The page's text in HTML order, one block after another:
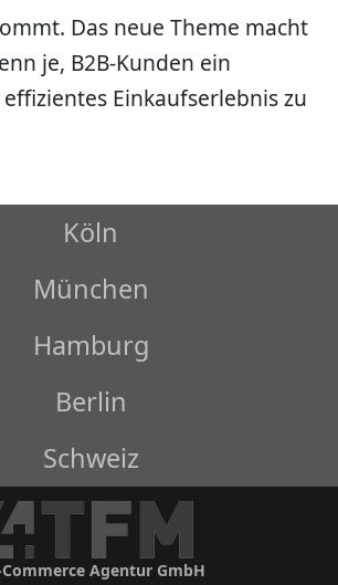
Das neue Theme macht
je, B2B-Kunden ein
Einkaufserlebnis zu
Köln
München
Hamburg
Berlin
Schweiz
Commerce Agentur GmbH